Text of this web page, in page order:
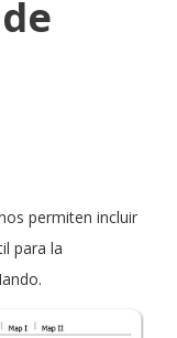
permiten incluir
para la